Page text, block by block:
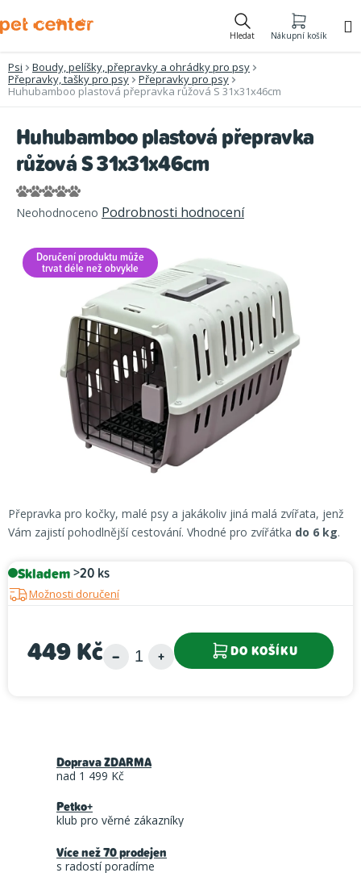
na
Hledat Nákupní košík
Psi
Boudy, pelíšky, přepravky a ohrádky pro psy
Přepravky, tašky pro psy
Přepravky pro psy
Huhubamboo plastová přepravka růžová S 31x31x46cm
Přepravka pro kočky, malé psy a jakákoliv jiná malá zvířata, jenž
Vám zajistí pohodlnější cestování. Vhodné pro zvířátka do 6 kg.
Skladem>20 ks
Možnosti doručení
449 Kč DO KOŠÍKU
Huhubamboo plastová přepravka
růžová S 31x31x46cm
Průměrné
hodnocení
je
0,0
hvězdiček.
Neohodnoceno Podrobnosti hodnocení
Doručení produktu může
trvat déle než obvykle
Doprava ZDARMA
nad 1 499 Kč
Petko+
klub pro věrné zákazníky
Více než 70 prodejen
s radostí poradíme